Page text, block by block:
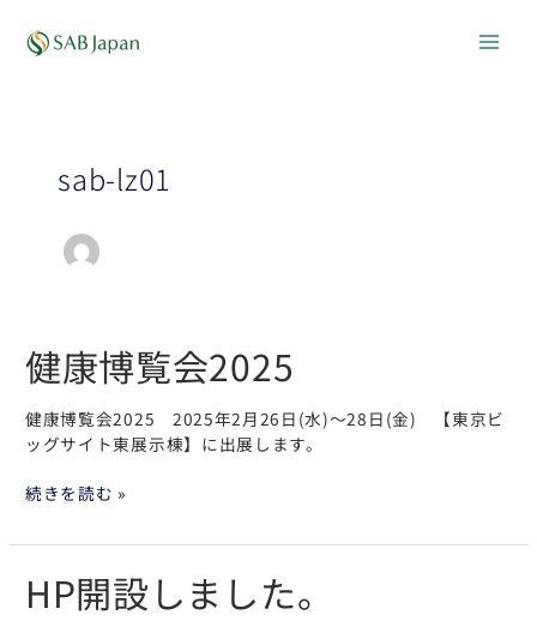
sab-lz01
健康博覧会2025
健康博覧会2025 2025年2月26日(水)～28日(金) 【東京ビ
ッグサイト東展示棟】に出展します。
健
康
覧
会
2025
続きを読む »
HP開設しました。
HP
開